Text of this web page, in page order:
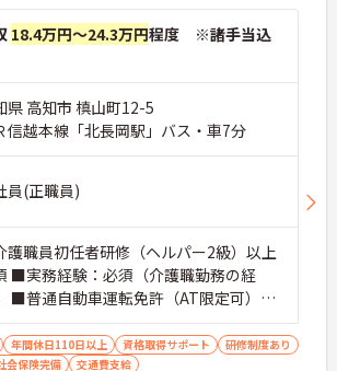
18.4万円～24.3万円程度 ※諸手当込
県 高知市 槙山町12-5
信越本線「北長岡駅」バス・車7分
員(正職員)
職員初任者研修（ヘルパー2級）以上
■実務経験：必須（介護職勤務の経
■普通自動車運転免許（AT限定可）：
年間休日110日以上 資格取得サポート
研修制度あり
会保険完備 交通費支給